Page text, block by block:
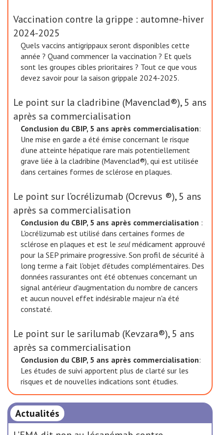
Vaccination contre la grippe : automne-hiver
2024-2025
Quels vaccins antigrippaux seront disponibles cette
année ? Quand commencer la vaccination ? Et quels
sont les groupes cibles prioritaires ? Tout ce que vous
devez savoir pour la saison grippale 2024-2025.
Le point sur la cladribine (Mavenclad®), 5 ans
après sa commercialisation
Conclusion du CBIP, 5 ans après commercialisation:
Une mise en garde a été émise concernant le risque
d’une atteinte hépatique rare mais potentiellement
grave liée à la cladribine (Mavenclad®), qui est utilisée
dans certaines formes de sclérose en plaques.
Le point sur l’ocrélizumab (Ocrevus ®), 5 ans
après sa commercialisation
Conclusion du CBIP, 5 ans après commercialisation :
L'ocrélizumab est utilisé dans certaines formes de
sclérose en plaques et est le seul médicament approuvé
pour la SEP primaire progressive. Son profil de sécurité à
long terme a fait l'objet d’études complémentaires. Des
données rassurantes ont été obtenues concernant un
signal antérieur d'augmentation du nombre de cancers
et aucun nouvel effet indésirable majeur n'a été
constaté.
Le point sur le sarilumab (Kevzara®), 5 ans
après sa commercialisation
Conclusion du CBIP, 5 ans après commercialisation:
Les études de suivi apportent plus de clarté sur les
risques et de nouvelles indications sont étudies.
Actualités